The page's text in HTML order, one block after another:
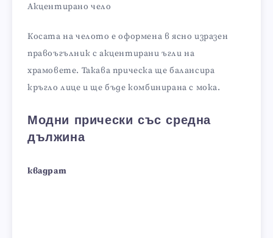
Акцентирано чело
Косата на челото е оформена в ясно изразен
правоъгълник с акцентирани ъгли на
храмовете. Такава прическа ще балансира
кръгло лице и ще бъде комбинирана с мока.
Модни прически със средна
дължина
квадрат